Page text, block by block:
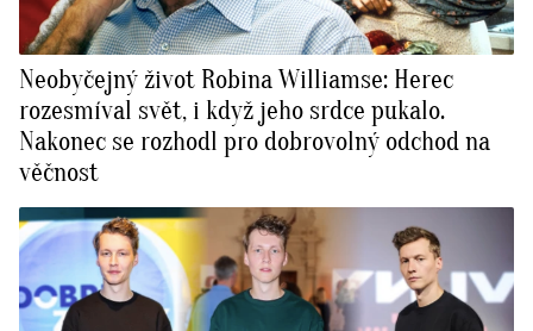
Neobyčejný život Robina Williamse: Herec
rozesmíval svět, i když jeho srdce pukalo.
Nakonec se rozhodl pro dobrovolný odchod na
věčnost